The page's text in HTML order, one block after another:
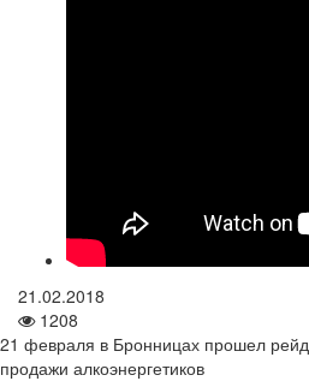
21.02.2018
1208
21 февраля в Бронницах прошел
продажи алкоэнергетиков